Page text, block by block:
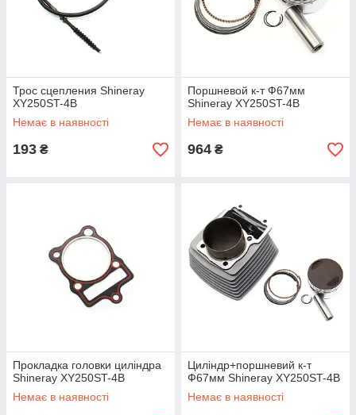
Трос сцепления Shineray
XY250ST-4B
Немає в наявності
193 ₴
Поршневой к-т Ф67мм
Shineray XY250ST-4B
Немає в наявності
964 ₴
Прокладка головки циліндра
Shineray XY250ST-4B
Немає в наявності
Циліндр+поршневий к-т
Ф67мм Shineray XY250ST-4B
Немає в наявності